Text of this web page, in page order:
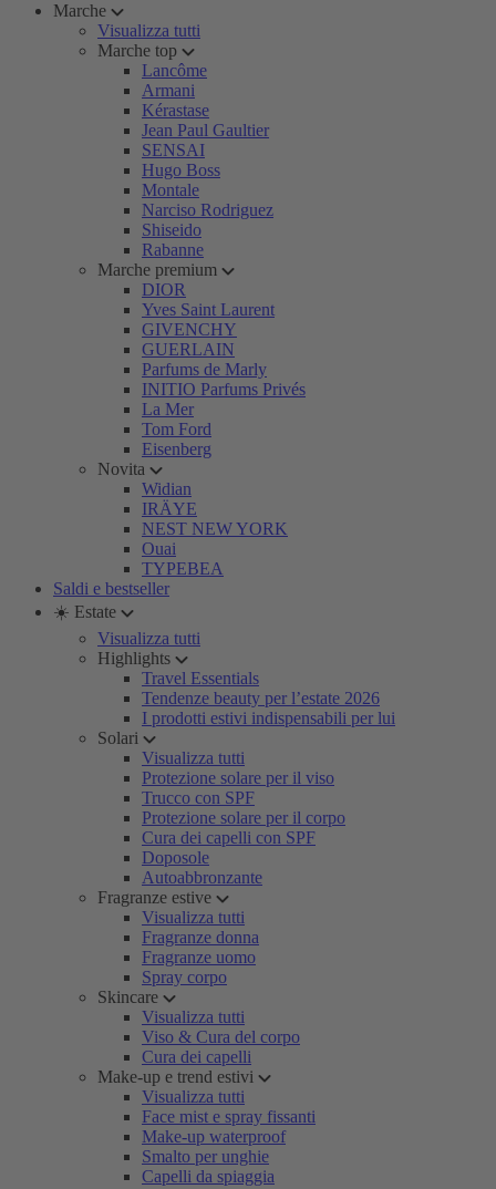
Marche
Visualizza tutti
Marche top
Lancôme
Armani
Kérastase
Jean Paul Gaultier
SENSAI
Hugo Boss
Montale
Narciso Rodriguez
Shiseido
Rabanne
Marche premium
DIOR
Yves Saint Laurent
GIVENCHY
GUERLAIN
Parfums de Marly
INITIO Parfums Privés
La Mer
Tom Ford
Eisenberg
Novita
Widian
IRÄYE
NEST NEW YORK
Ouai
TYPEBEA
Saldi e bestseller
☀️ Estate
Visualizza tutti
Highlights
Travel Essentials
Tendenze beauty per l’estate 2026
I prodotti estivi indispensabili per lui
Solari
Visualizza tutti
Protezione solare per il viso
Trucco con SPF
Protezione solare per il corpo
Cura dei capelli con SPF
Doposole
Autoabbronzante
Fragranze estive
Visualizza tutti
Fragranze donna
Fragranze uomo
Spray corpo
Skincare
Visualizza tutti
Viso & Cura del corpo
Cura dei capelli
Make-up e trend estivi
Visualizza tutti
Face mist e spray fissanti
Make-up waterproof
Smalto per unghie
Capelli da spiaggia